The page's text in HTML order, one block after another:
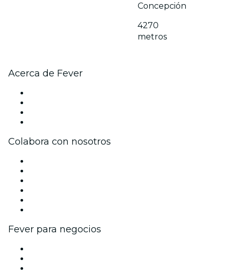
Concepción
4270
metros
Acerca de Fever
Colabora con nosotros
Fever para negocios